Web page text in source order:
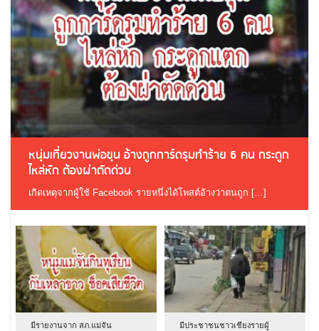
หนุ่มเที่ยวงานพ่อขุน อ้างถูกการ์ดรุมทำร้าย 6 คน กระดูก
ไหล่หัก ต้องผ่าตัดด่วน
เกิดเหตุจากผู้ใช้ Facebook รายหนึ่งได้โพสต์อ้างว่าตนถูก […]
มีรายงานจาก สภ.แม่จัน
มีประชาชนชาวเชียงรายผู้